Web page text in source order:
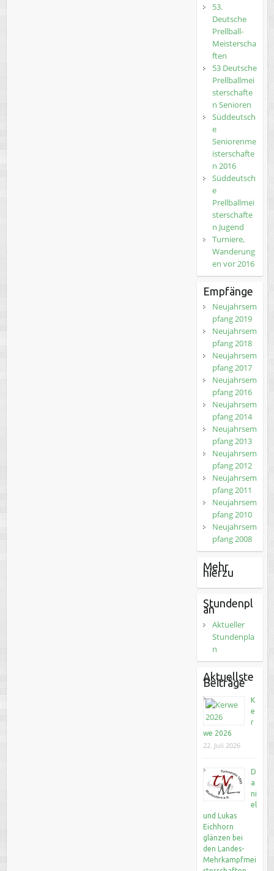
53.
Deutsche
Prellball-
Meisterscha
ften
53 Deutsche
Prellballmei
sterschafte
n Senioren
Süddeutsch
e
Seniorenme
isterschafte
n 2016
Süddeutsch
e
Prellballmei
sterschafte
n Jugend
Turniere,
Wanderung
en vor 2016
Empfänge
Neujahrsem
pfang 2019
Neujahrsem
pfang 2018
Neujahrsem
pfang 2017
Neujahrsem
pfang 2016
Neujahrsem
pfang 2014
Neujahrsem
pfang 2013
Neujahrsem
pfang 2012
Neujahrsem
pfang 2011
Neujahrsem
pfang 2010
Neujahrsem
pfang 2008
Mehr
hierzu
Stundenpl
an
Aktueller
Stundenpla
n
Aktuellste
Beiträge
K
e
r
we 2026
22. Juli 2026
D
a
ni
el
und Lukas
Eichhorn
glänzen bei
den Landes-
Mehrkampfmei